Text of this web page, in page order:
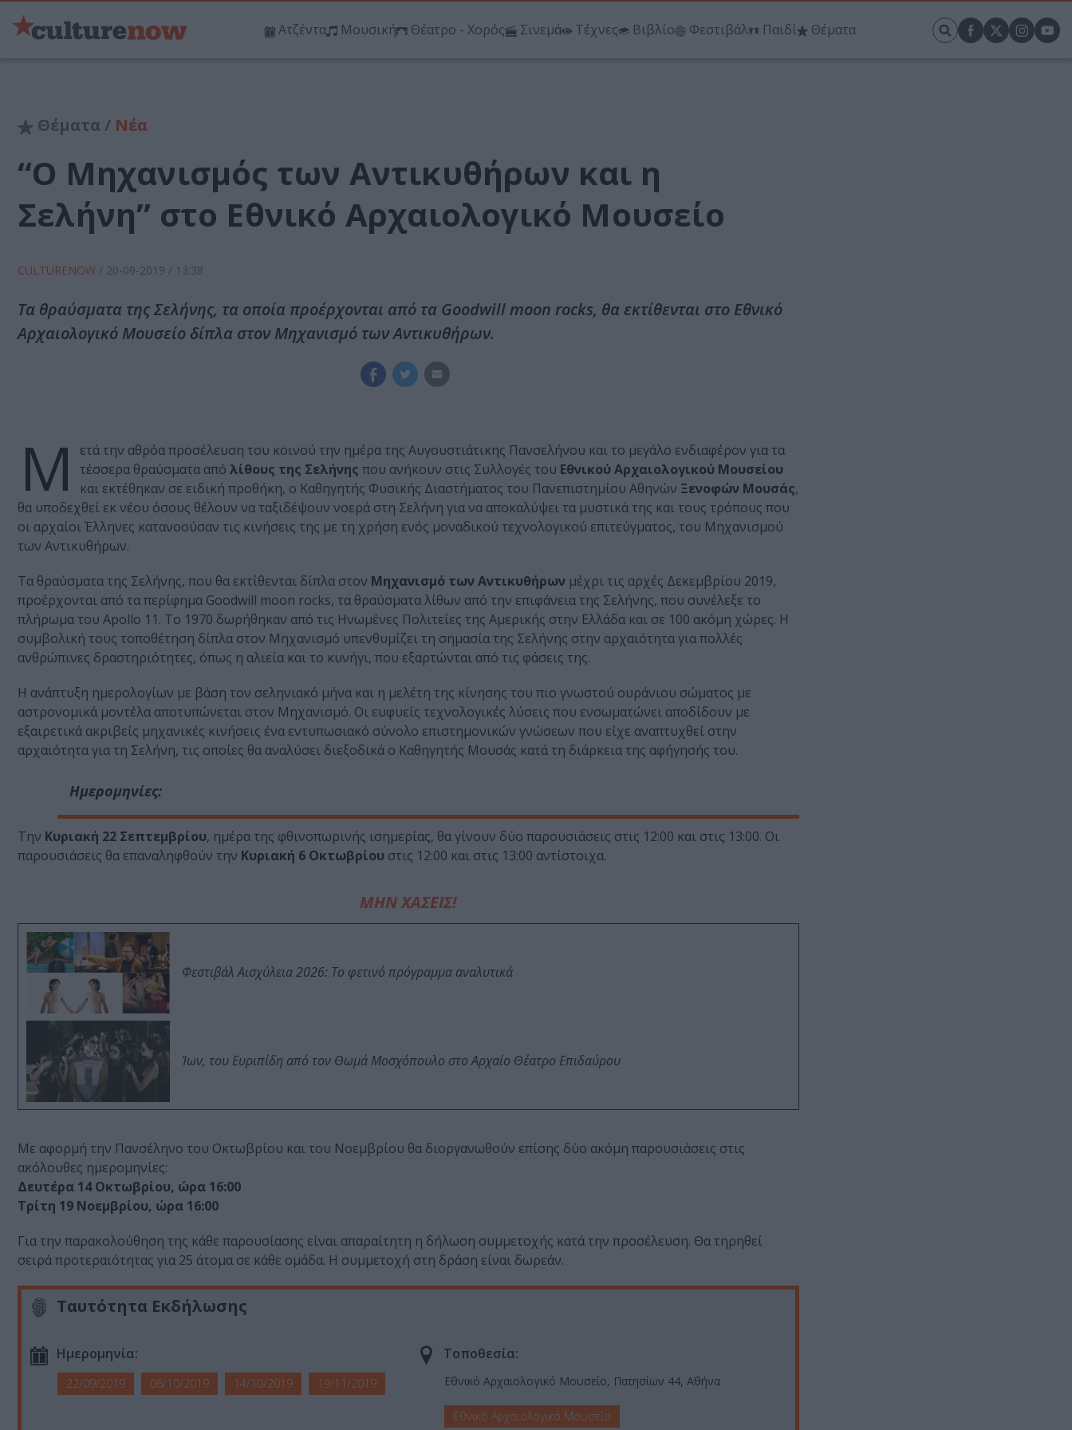
Ατζέντα Μουσική Θέατρο - Χορός Σινεμά Τέχνες Βιβλίο Φεστιβάλ Παιδί Θέματα
Θέματα / Νέα
“Ο Μηχανισμός των Αντικυθήρων και η
Σελήνη” στο Εθνικό Αρχαιολογικό Μουσείο
CULTURENOW / 20-09-2019 / 13:38
Τα θραύσματα της Σελήνης, τα οποία προέρχονται από τα Goodwill moon rocks, θα εκτίθενται στο Εθνικό
Αρχαιολογικό Μουσείο δίπλα στον Μηχανισμό των Αντικυθήρων.
Μ
ετά την αθρόα προσέλευση του κοινού την ημέρα της Αυγουστιάτικης Πανσελήνου και το μεγάλο ενδιαφέρον για τα
τέσσερα θραύσματα από λίθους της Σελήνης που ανήκουν στις Συλλογές του Εθνικού Αρχαιολογικού Μουσείου
και εκτέθηκαν σε ειδική προθήκη, ο Καθηγητής Φυσικής Διαστήματος του Πανεπιστημίου Αθηνών Ξενοφών Μουσάς,
θα υποδεχθεί εκ νέου όσους θέλουν να ταξιδέψουν νοερά στη Σελήνη για να αποκαλύψει τα μυστικά της και τους τρόπους που
οι αρχαίοι Έλληνες κατανοούσαν τις κινήσεις της με τη χρήση ενός μοναδικού τεχνολογικού επιτεύγματος, του Μηχανισμού
των Αντικυθήρων.
Τα θραύσματα της Σελήνης, που θα εκτίθενται δίπλα στον Μηχανισμό των Αντικυθήρων μέχρι τις αρχές Δεκεμβρίου 2019,
προέρχονται από τα περίφημα Goodwill moon rocks, τα θραύσματα λίθων από την επιφάνεια της Σελήνης, που συνέλεξε το
πλήρωμα του Apollo 11. Το 1970 δωρήθηκαν από τις Ηνωμένες Πολιτείες της Αμερικής στην Ελλάδα και σε 100 ακόμη χώρες. Η
συμβολική τους τοποθέτηση δίπλα στον Μηχανισμό υπενθυμίζει τη σημασία της Σελήνης στην αρχαιότητα για πολλές
ανθρώπινες δραστηριότητες, όπως η αλιεία και το κυνήγι, που εξαρτώνται από τις φάσεις της.
Η ανάπτυξη ημερολογίων με βάση τον σεληνιακό μήνα και η μελέτη της κίνησης του πιο γνωστού ουράνιου σώματος με
αστρονομικά μοντέλα αποτυπώνεται στον Μηχανισμό. Οι ευφυείς τεχνολογικές λύσεις που ενσωματώνει αποδίδουν με
εξαιρετικά ακριβείς μηχανικές κινήσεις ένα εντυπωσιακό σύνολο επιστημονικών γνώσεων που είχε αναπτυχθεί στην
αρχαιότητα για τη Σελήνη, τις οποίες θα αναλύσει διεξοδικά ο Καθηγητής Μουσάς κατά τη διάρκεια της αφήγησής του.
Ημερομηνίες:
Την Κυριακή 22 Σεπτεμβρίου, ημέρα της φθινοπωρινής ισημερίας, θα γίνουν δύο παρουσιάσεις στις 12:00 και στις 13:00. Οι
παρουσιάσεις θα επαναληφθούν την Κυριακή 6 Οκτωβρίου στις 12:00 και στις 13:00 αντίστοιχα.
ΜΗΝ ΧΑΣΕΙΣ!
Φεστιβάλ Αισχύλεια 2026: Το φετινό πρόγραμμα αναλυτικά
Ίων, του Ευριπίδη από τον Θωμά Μοσχόπουλο στο Αρχαίο Θέατρο Επιδαύρου
Με αφορμή την Πανσέληνο του Οκτωβρίου και του Νοεμβρίου θα διοργανωθούν επίσης δύο ακόμη παρουσιάσεις στις
ακόλουθες ημερομηνίες:
Δευτέρα 14 Οκτωβρίου, ώρα 16:00
Τρίτη 19 Νοεμβρίου, ώρα 16:00
Για την παρακολούθηση της κάθε παρουσίασης είναι απαραίτητη η δήλωση συμμετοχής κατά την προσέλευση. Θα τηρηθεί
σειρά προτεραιότητας για 25 άτομα σε κάθε ομάδα. Η συμμετοχή στη δράση είναι δωρεάν.
Ταυτότητα Εκδήλωσης
Ημερομηνία:
22/09/2019 06/10/2019 14/10/2019 19/11/2019
Τοποθεσία:
Εθνικό Αρχαιολογικό Μουσείο, Πατησίων 44, Αθήνα
Εθνικό Αρχαιολογικό Μουσείο